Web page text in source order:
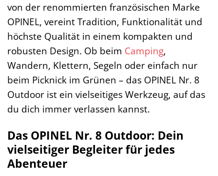
von der renommierten französischen Marke
OPINEL, vereint Tradition, Funktionalität und
höchste Qualität in einem kompakten und
robusten Design. Ob beim Camping,
Wandern, Klettern, Segeln oder einfach nur
beim Picknick im Grünen – das OPINEL Nr. 8
Outdoor ist ein vielseitiges Werkzeug, auf das
du dich immer verlassen kannst.
Das OPINEL Nr. 8 Outdoor: Dein
vielseitiger Begleiter für jedes
Abenteuer